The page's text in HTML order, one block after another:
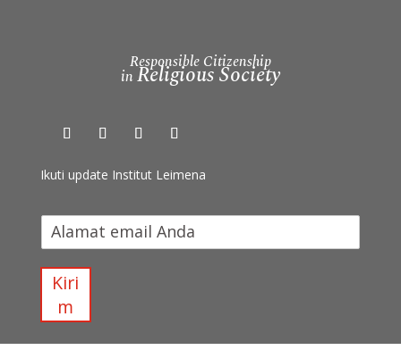
Responsible Citizenship
in Religious Society
Ikuti update Institut Leimena
Kiri
m